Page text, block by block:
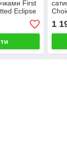
First
Eclipse
1